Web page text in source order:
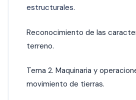
estructurales.
Reconocimiento de las
terreno.
Tema 2. Maquinaria y
movimiento de tierras.